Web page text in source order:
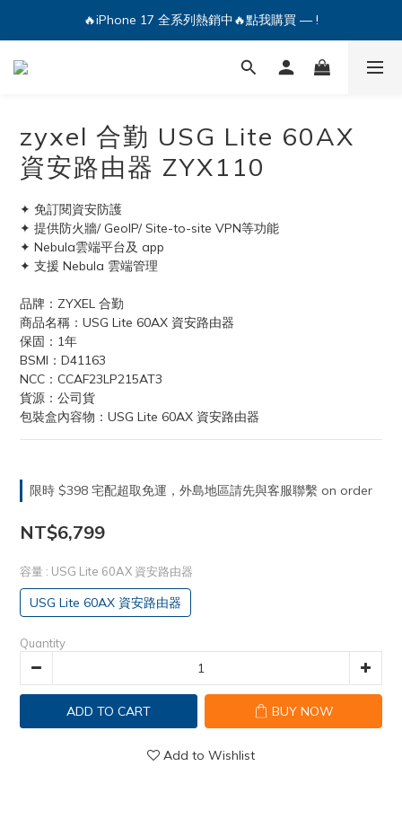
🔥iPhone 17 全系列熱銷中🔥點我購買 — !
🔥iPhone 17 全系列熱銷中🔥點我購買 — !
zyxel 合勤 USG Lite 60AX
資安路由器 ZYX110
✦ 免訂閱資安防護
✦ 提供防火牆/ GeoIP/ Site-to-site VPN等功能
✦ Nebula雲端平台及 app
✦ 支援 Nebula 雲端管理
品牌：ZYXEL 合勤
商品名稱：USG Lite 60AX 資安路由器
保固：1年
BSMI：D41163
NCC：CCAF23LP215AT3
貨源：公司貨
包裝盒內容物：USG Lite 60AX 資安路由器
限時 $398 宅配超取免運，外島地區請先與客服聯繫 on order
NT$6,799
容量 : USG Lite 60AX 資安路由器
USG Lite 60AX 資安路由器
Quantity
ADD TO CART BUY NOW
Add to Wishlist